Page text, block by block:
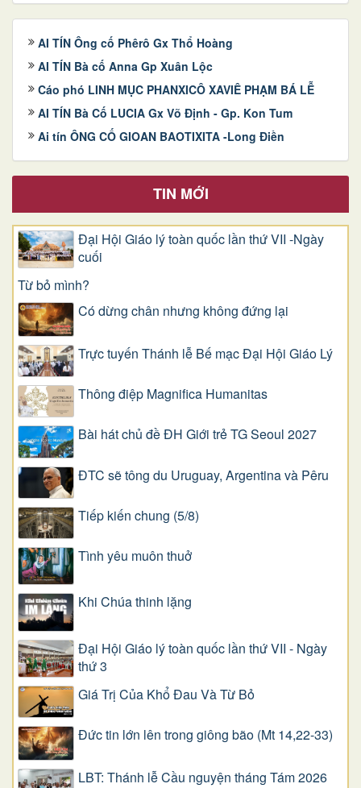
AI TÍN Ông cố Phêrô Gx Thổ Hoàng
AI TÍN Bà cố Anna Gp Xuân Lộc
Cáo phó LINH MỤC PHANXICÔ XAVIÊ PHẠM BÁ LỄ
AI TÍN Bà Cố LUCIA Gx Võ Định - Gp. Kon Tum
Ai tín ÔNG CỐ GIOAN BAOTIXITA -Long Điền
TIN MỚI
Đại Hội Giáo lý toàn quốc lần thứ VII -Ngày
cuối
Từ bỏ mình?
Có dừng chân nhưng không đứng lại
Trực tuyến Thánh lễ Bế mạc Đại Hội Giáo Lý
Thông điệp Magnifica Humanitas
Bài hát chủ đề ĐH Giới trẻ TG Seoul 2027
ĐTC sẽ tông du Uruguay, Argentina và Pêru
Tiếp kiến chung (5/8)
Tình yêu muôn thuở
Khi Chúa thinh lặng
Đại Hội Giáo lý toàn quốc lần thứ VII - Ngày
thứ 3
Giá Trị Của Khổ Ðau Và Từ Bỏ
Đức tin lớn lên trong giông bão (Mt 14,22-33)
LBT: Thánh lễ Cầu nguyện tháng Tám 2026